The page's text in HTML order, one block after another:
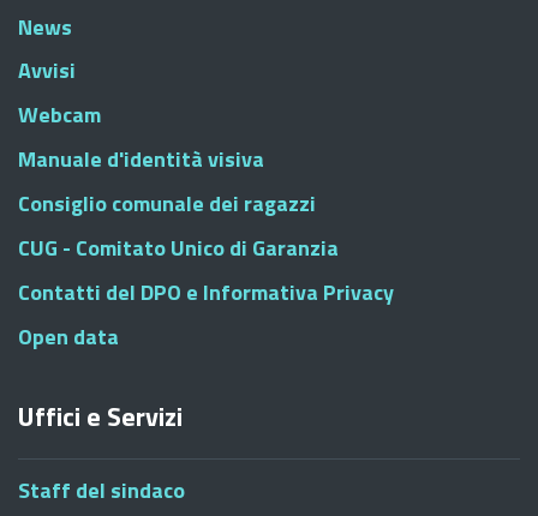
News
Avvisi
Webcam
Manuale d'identità visiva
Consiglio comunale dei ragazzi
CUG - Comitato Unico di Garanzia
Contatti del DPO e Informativa Privacy
Open data
Uffici e Servizi
Staff del sindaco